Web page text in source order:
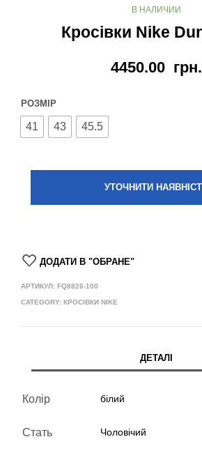
В НАЛИЧИИ
Кросівки Nike
4450.00 грн.
РОЗМІР
41 43 45.5
УТОЧНИТИ
ДОДАТИ В "ОБРАНЕ"
АРТИКУЛ: FQ8826-100
CATEGORY: КРОСІВКИ NIKE
ДЕТАЛІ
Колір білий
Стать Чоловічий